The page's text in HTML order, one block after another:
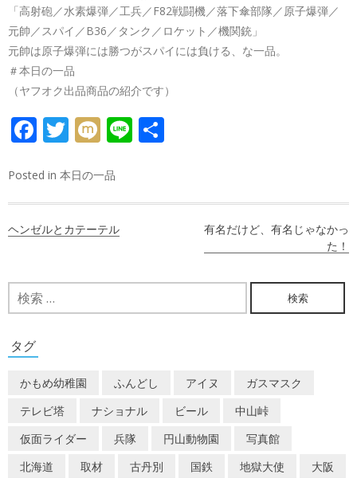
「高射砲／水素爆弾／工兵／F82戦闘機／落下傘部隊／原子爆弾／
元帥／スパイ／B36／タンク／ロケット／機関銃」
元帥は原子爆弾には勝つがスパイには負ける、な一品。
＃本日の一品
（ヤフオク出品商品の紹介です）
FACEBOOK
TWITTER
MIXILINE
Posted in 本日の一品
ビ
ー
シ
ョ
ン
ヘンゼルとカテーテル
有名だけど、有名じゃなかっ
た！
検
索:
タグ
かもめ幼稚園 ふんどし アイヌ
ガスマスク
テレビ塔
ナショナル ビール
中山峠
仮面ライダー
兵隊 円山動物園
写真館
北海道
取材 古丹別 国鉄 地獄大使
大阪